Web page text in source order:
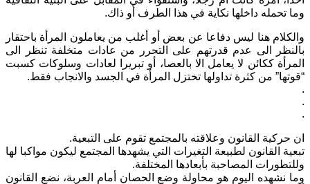
وما تحمله داخلها نكاية في هذا الطرف أو ذاك.
والكلام هنا ليس دفاعا عن بعض أو أغلب من يعاملون المرأة باحتقار
بالنظر الى عدم قدرتهم على التحرر من عادات متخلفة تنظر الى
المرأة ككائن لا يعامل الا بالعصا، أو تبريرا لعادات وسلوكات كسبت
“قوتها” من كثرة تداولها تختزل المرأة في الجسد والانجاب فقط.
.
.
.
ان حركية القانون وعلاقته بالمجتمع تقوم على التبعية.
تبعية القانون لطبيعة التغيرات التي يشهدها المجتمع ليكون مواكبا لها
وللتطورات المصاحبة بأبعادها المختلفة.
وما نشهده اليوم هو محاولة وضع الحصان أمام العربة، نضع القانون